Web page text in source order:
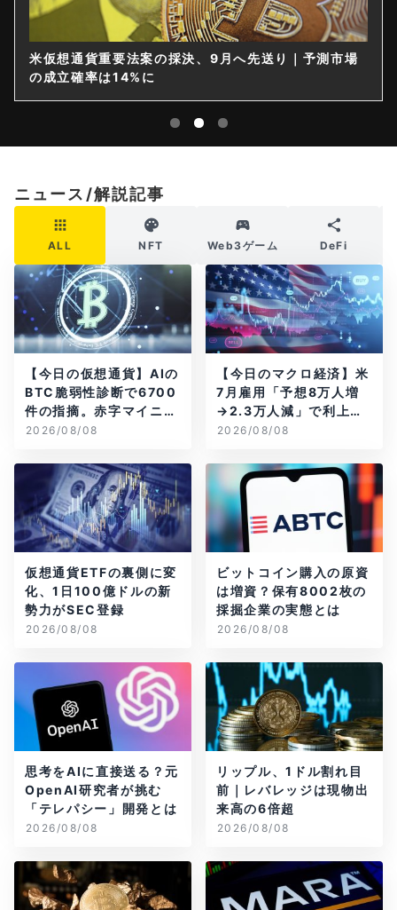
米仮想通貨重要法案の採決、9月へ先送り｜予測市場
の成立確率は14%に
ニュース/解説記事
ALL NFT Web3ゲーム DeFi
【今日の仮想通貨】AIの
BTC脆弱性診断で6700
件の指摘。赤字マイニン
グ企業はAIに賭ける
2026/08/08
【今日のマクロ経済】米
7月雇用「予想8万人増
→2.3万人減」で利上げ
観測後退
2026/08/08
仮想通貨ETFの裏側に変
化、1日100億ドルの新
勢力がSEC登録
2026/08/08
ビットコイン購入の原資
は増資？保有8002枚の
採掘企業の実態とは
2026/08/08
思考をAIに直接送る？元
OpenAI研究者が挑む
「テレパシー」開発とは
2026/08/08
リップル、1ドル割れ目
前｜レバレッジは現物出
来高の6倍超
2026/08/08